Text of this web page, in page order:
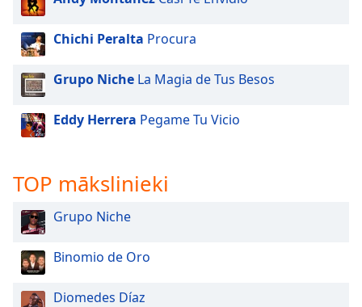
Chichi Peralta Procura
Grupo Niche La Magia de Tus Besos
Eddy Herrera Pegame Tu Vicio
TOP mākslinieki
Grupo Niche
Binomio de Oro
Diomedes Díaz